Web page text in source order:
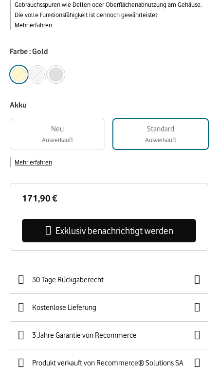
171,90 €
Exklusiv benachrichtigt werden
Gebrauchsspuren wie Dellen oder Oberflächenabnutzung am Gehäuse.
Die volle Funktionsfähigkeit ist dennoch gewährleistet
Mehr erfahren
Farbe : Gold
Akku
Neu
Ausverkauft
Standard
Ausverkauft
Mehr erfahren
30 Tage Rückgaberecht
Kostenlose Lieferung
3 Jahre Garantie von Recommerce
Produkt verkauft von Recommerce® Solutions SA